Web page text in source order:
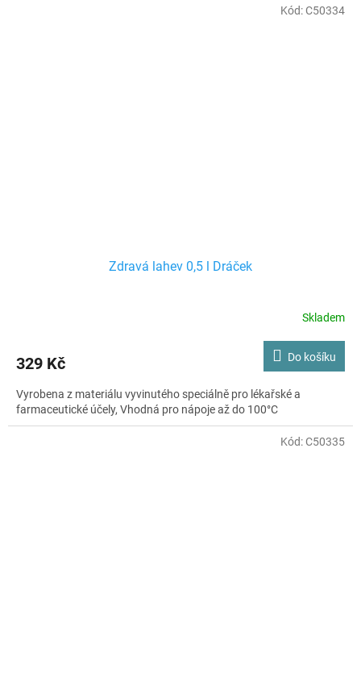
Zdravá lahev 0,5 l Dráček
Skladem
329 Kč Do košíku
Vyrobena z materiálu vyvinutého speciálně pro lékařské a
farmaceutické účely, Vhodná pro nápoje až do 100°C
Kód:C50334
Kód:C50335